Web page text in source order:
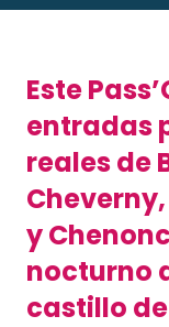
Este
entradas
reales de
y
nocturno
castillo